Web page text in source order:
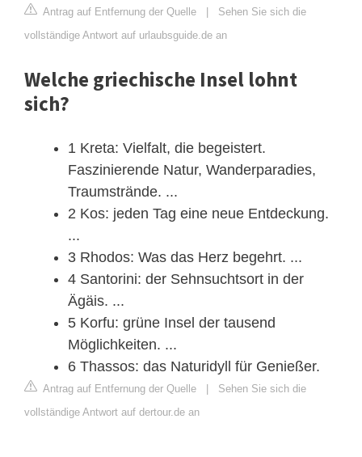
Antrag auf Entfernung der Quelle | Sehen Sie sich die
vollständige Antwort auf urlaubsguide.de an
Welche griechische Insel lohnt
sich?
1 Kreta: Vielfalt, die begeistert.
Faszinierende Natur, Wanderparadies,
Traumstrände. ...
2 Kos: jeden Tag eine neue Entdeckung.
...
3 Rhodos: Was das Herz begehrt. ...
4 Santorini: der Sehnsuchtsort in der
Ägäis. ...
5 Korfu: grüne Insel der tausend
Möglichkeiten. ...
6 Thassos: das Naturidyll für Genießer.
Antrag auf Entfernung der Quelle | Sehen Sie sich die
vollständige Antwort auf dertour.de an